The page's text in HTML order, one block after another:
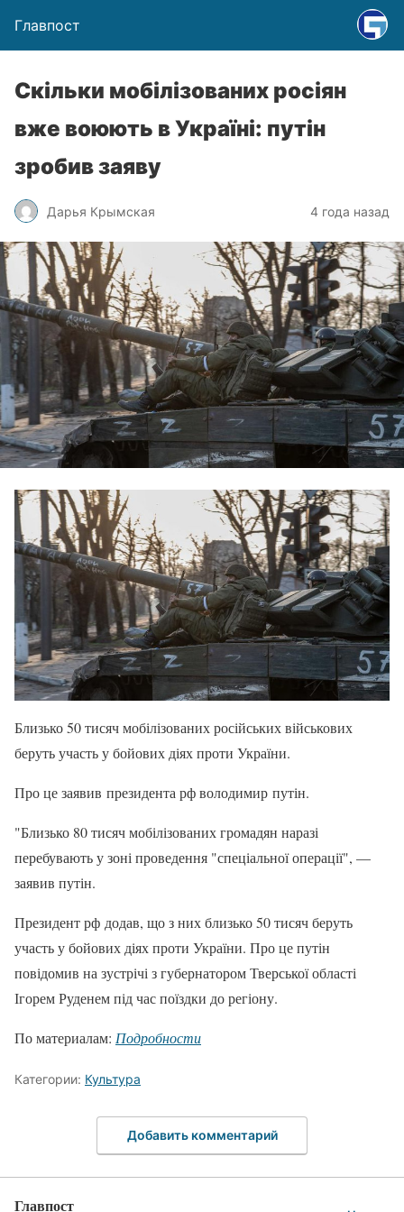
Главпост
Скільки мобілізованих росіян
вже воюють в Україні: путін
зробив заяву
Дарья Крымская 4 года назад
Близько 50 тисяч мобілізованих російських військових
беруть участь у бойових діях проти України.
Про це заявив президента рф володимир путін.
"Близько 80 тисяч мобілізованих громадян наразі
перебувають у зоні проведення "спеціальної операції", —
заявив путін.
Президент рф додав, що з них близько 50 тисяч беруть
участь у бойових діях проти України. Про це путін
повідомив на зустрічі з губернатором Тверської області
Ігорем Руденем під час поїздки до регіону.
По материалам: Подробности
Категории: Культура
Добавить комментарий
Главпост